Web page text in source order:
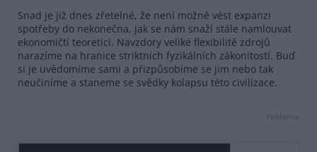
Snad je již dnes zřetelné, že není možné vést expanzi
spotřeby do nekonečna, jak se nám snaží stále namlouvat
ekonomičtí teoretici. Navzdory veliké flexibilitě zdrojů
narazíme na hranice striktních fyzikálních zákonitostí. Buď
si je uvědomíme sami a přizpůsobíme se jim nebo tak
neučiníme a staneme se svědky kolapsu této civilizace.
reklama